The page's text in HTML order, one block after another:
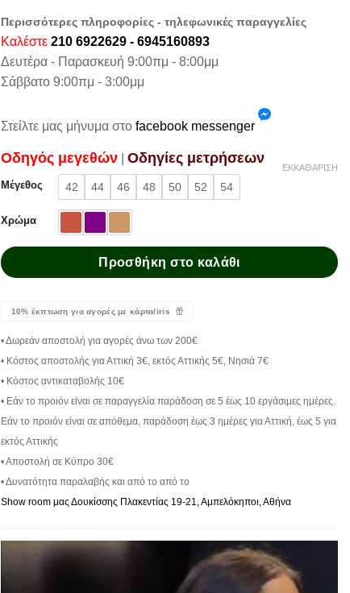
Περισσότερες πληροφορίες - τηλεφωνικές παραγγελίες
Καλέστε 210 6922629 - 6945160893
Δευτέρα - Παρασκευή 9:00πμ - 8:00μμ
Σάββατο 9:00πμ - 3:00μμ
Στείλτε μας μήνυμα στο facebook messenger
Oδηγός μεγεθών Oδηγίες μετρήσεων
Μέγεθος 42 44 46 48 50 52 54
Χρώμα
ΕΚΚΑΘΆΡΙΣΗ
Προσθήκη στο καλάθι
10% έκπτωση για αγορές με κάρτα/iris
• Δωρεάν αποστολή για αγορές άνω των 200€
• Κόστος αποστολής για Αττική 3€, εκτός Αττικής 5€, Νησιά 7€
• Κόστος αντικαταβολής 10€
• Εάν το προιόν είναι σε παραγγελία παράδοση σε 5 έως 10 εργάσιμες ημέρες.
Εάν το προιόν είναι σε απόθεμα, παράδοση έως 3 ημέρες για Αττική, έως 5 για
εκτός Αττικής
• Αποστολή σε Κύπρο 30€
• Δυνατότητα παραλαβής και από το από το
Show room μας Δουκίσσης Πλακεντίας 19-21, Αμπελόκηποι, Αθήνα